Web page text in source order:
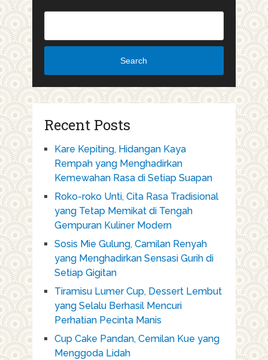
Search
Recent Posts
Kare Kepiting, Hidangan Kaya
Rempah yang Menghadirkan
Kemewahan Rasa di Setiap Suapan
Roko-roko Unti, Cita Rasa Tradisional
yang Tetap Memikat di Tengah
Gempuran Kuliner Modern
Sosis Mie Gulung, Camilan Renyah
yang Menghadirkan Sensasi Gurih di
Setiap Gigitan
Tiramisu Lumer Cup, Dessert Lembut
yang Selalu Berhasil Mencuri
Perhatian Pecinta Manis
Cup Cake Pandan, Cemilan Kue yang
Menggoda Lidah